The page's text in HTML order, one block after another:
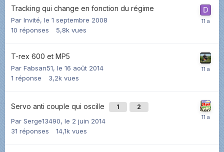
Tracking qui change en fonction du régime
Par Invité, le 1 septembre 2008
10 réponses 5,8k vues
T-rex 600 et MP5
Par Fabsan51, le 16 août 2014
1 réponse 3,2k vues
Servo anti couple qui oscille 1 2
Par Serge13490, le 2 juin 2014
31 réponses 14,1k vues